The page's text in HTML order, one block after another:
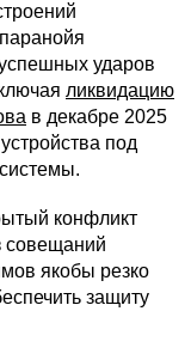
ударов
ликвидацию
в декабре 2025
под
конфликт
совещаний
якобы резко
защиту